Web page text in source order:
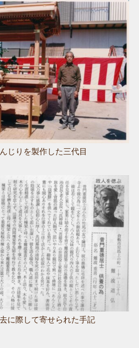
じりを製作した三代目
に際して寄せられた手記